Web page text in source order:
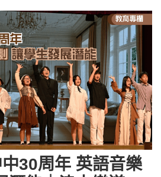
30周年 英語音樂